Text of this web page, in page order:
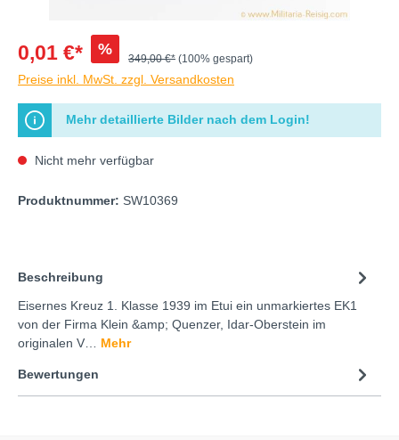
0,01 €* %
349,00 €* (100% gespart)
Preise inkl. MwSt. zzgl. Versandkosten
Mehr detaillierte Bilder nach dem Login!
Nicht mehr verfügbar
Produktnummer: SW10369
Beschreibung
Eisernes Kreuz 1. Klasse 1939 im Etui ein unmarkiertes EK1
von der Firma Klein &amp; Quenzer, Idar-Oberstein im
originalen V… Mehr
Bewertungen